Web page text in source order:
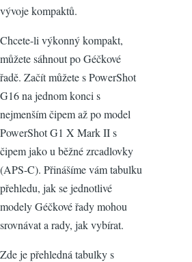
vývoje kompaktů.
Chcete-li výkonný kompakt,
můžete sáhnout po Géčkové
řadě. Začít můžete s PowerShot
G16 na jednom konci s
nejmenším čipem až po model
PowerShot G1 X Mark II s
čipem jako u běžné zrcadlovky
(APS-C). Přinášíme vám tabulku
přehledu, jak se jednotlivé
modely Géčkové řady mohou
srovnávat a rady, jak vybírat.
Zde je přehledná tabulky s